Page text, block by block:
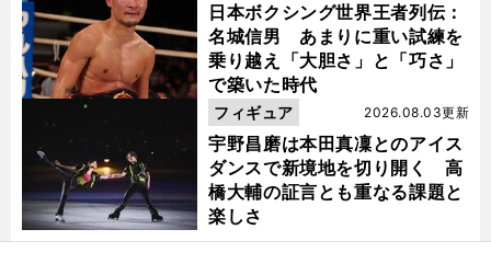
日本ボクシング世界王者列伝：
名城信男 あまりに重い試練を
乗り越え「大胆さ」と「巧さ」
で築いた時代
宇野昌磨は本田真凜とのアイス
ダンスで新境地を切り開く 高
橋大輔の証言とも重なる課題と
楽しさ
2026.08.03更新
フィギュア